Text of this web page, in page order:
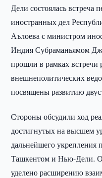
Дели состоялась встреча
иностранных дел
Аълоева с министром
Индия Субраманьямом
прошли в рамках встречи
внешнеполитических
посвящены развитию
Стороны обсудили ход
достигнутых на высшем
дальнейшего укрепления
Ташкентом и Нью-Дели.
уделено расширению